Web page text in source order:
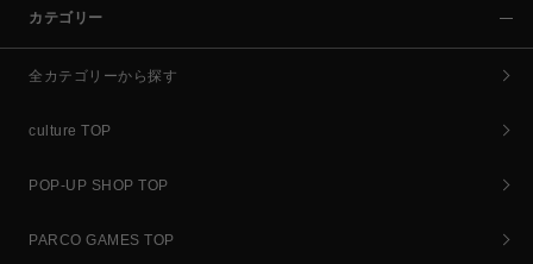
カテゴリー
全カテゴリーから探す
culture TOP
POP-UP SHOP TOP
PARCO GAMES TOP